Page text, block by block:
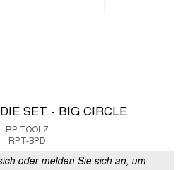
SET - BIG CIRCLE
RP TOOLZ
RPT-BPD
oder melden Sie sich an, um